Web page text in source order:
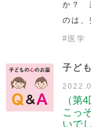
か？
のは、
# 医学
子ど
（第
こっ
いで